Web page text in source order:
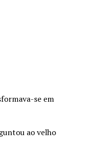
se em
ao velho